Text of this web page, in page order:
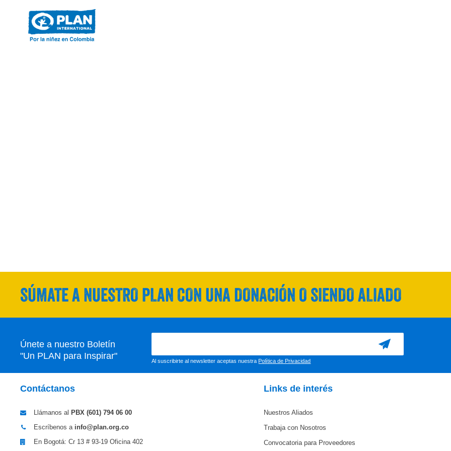
SÚMATE A NUESTRO PLAN CON UNA DONACIÓN O SIENDO ALIADO
Únete a nuestro Boletín
"Un PLAN para Inspirar"
Al suscribirte al newsletter aceptas nuestra Política de Privacidad
Contáctanos
Llámanos al PBX (601) 794 06 00
Escríbenos a info@plan.org.co
En Bogotá: Cr 13 # 93-19 Oficina 402
Links de interés
Nuestros Aliados
Trabaja con Nosotros
Convocatoria para Proveedores